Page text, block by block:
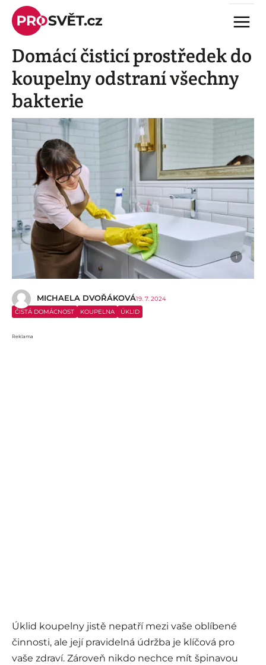
Skip
content
Menu
Domácí čisticí prostředek do
koupelny odstraní všechny
bakterie
i
MICHAELA DVOŘÁKOVÁ19. 7. 2024
ČISTÁ DOMÁCNOST
KOUPELNA ÚKLID
Reklama
Úklid koupelny jistě nepatří mezi vaše oblíbené
činnosti, ale její pravidelná údržba je klíčová pro
vaše zdraví. Zároveň nikdo nechce mít špinavou